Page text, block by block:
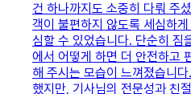
건 하나까지도 소중히 다뤄 주
객이 불편하지 않도록 세심하
심할 수 있었습니다. 단순히 짐
에서 어떻게 하면 더 안전하고
해 주시는 모습이 느껴졌습니
했지만, 기사님의 전문성과 친